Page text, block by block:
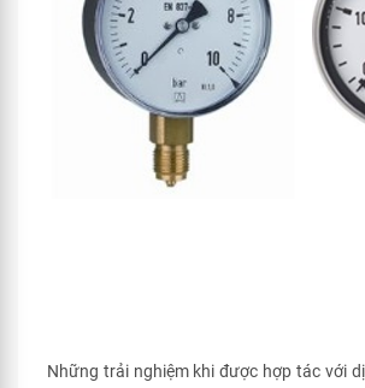
Những trải nghiệm khi được hợp tác với